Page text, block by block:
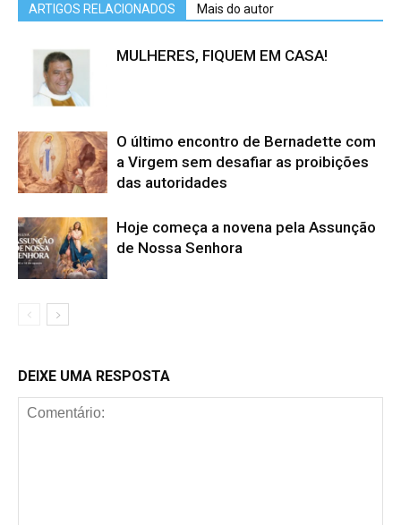
ARTIGOS RELACIONADOS Mais do autor
MULHERES, FIQUEM EM CASA!
O último encontro de Bernadette com
a Virgem sem desafiar as proibições
das autoridades
Hoje começa a novena pela Assunção
de Nossa Senhora
DEIXE UMA RESPOSTA